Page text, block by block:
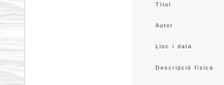
Títol
Autor
Lloc i data
Descripció física